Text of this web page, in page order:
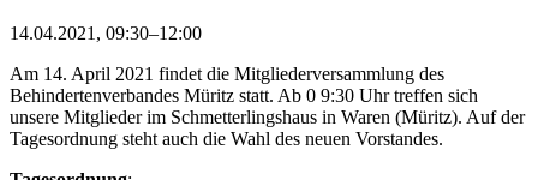
14.04.2021, 09:30–12:00
Am 14. April 2021 findet die Mitgliederversammlung des
Behindertenverbandes Müritz statt. Ab 0 9:30 Uhr treffen sich
unsere Mitglieder im Schmetterlingshaus in Waren (Müritz). Auf der
Tagesordnung steht auch die Wahl des neuen Vorstandes.